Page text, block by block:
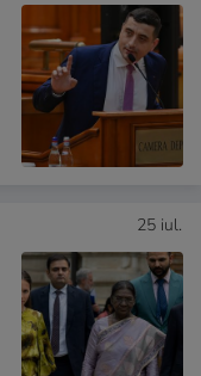
25 iul.